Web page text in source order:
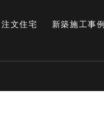
注文住宅 新築施工事例